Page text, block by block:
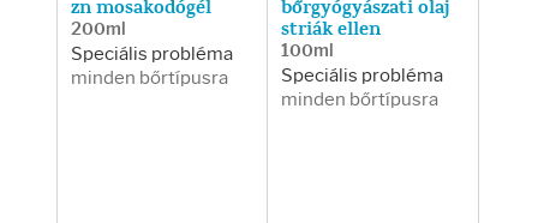
zn mosakodógél
200ml
Speciális probléma
minden bőrtípusra
bőrgyógyászati olaj
striák ellen
100ml
Speciális probléma
minden bőrtípusra